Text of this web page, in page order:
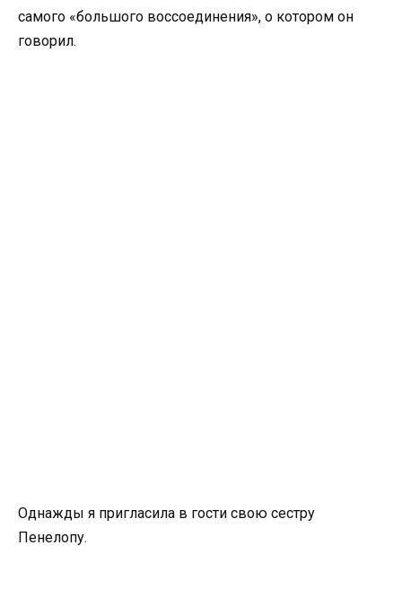
самого «большого воссоединения», о котором он
говорил.
Однажды я пригласила в гости свою сестру
Пенелопу.